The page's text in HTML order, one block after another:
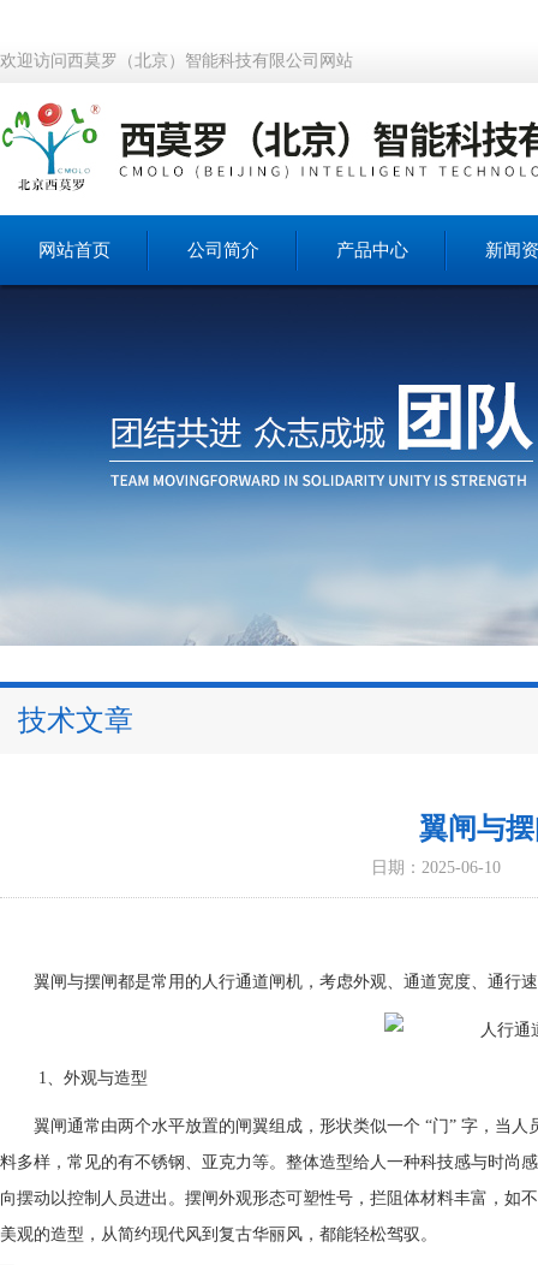
欢迎访问西莫罗（北京）智能科技有限公司网站
网站首页 公司简介 产品中心 新闻
技术文章
翼闸与
日期：2025-06-10
翼闸与摆闸都是常用的人行通道闸机，考虑外观、通道宽度、通行
1、外观与造型
翼闸通常由两个水平放置的闸翼组成，形状类似一个 “门” 字，当人
料多样，常见的有不锈钢、亚克力等。整体造型给人一种科技感与时尚
向摆动以控制人员进出。摆闸外观形态可塑性号，拦阻体材料丰富，如
美观的造型，从简约现代风到复古华丽风，都能轻松驾驭。